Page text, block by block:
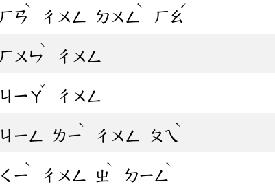
ㄏㄢ
ˋ
ㄔㄨㄥ ㄉㄨㄥ
ˋ
ㄏㄠ
ˊ
ㄏㄨㄣ
ˋ
ㄔㄨㄥ
ㄐㄧㄚ
ˇ
ㄔㄨㄥ
ㄐㄧㄥ ㄌㄧ
ˋ
ㄔㄨㄥ ㄆㄟ
ˋ
ㄑㄧ
ˋ
ㄔㄨㄥ ㄓ
ˋ
ㄉㄧㄥ
ˋ